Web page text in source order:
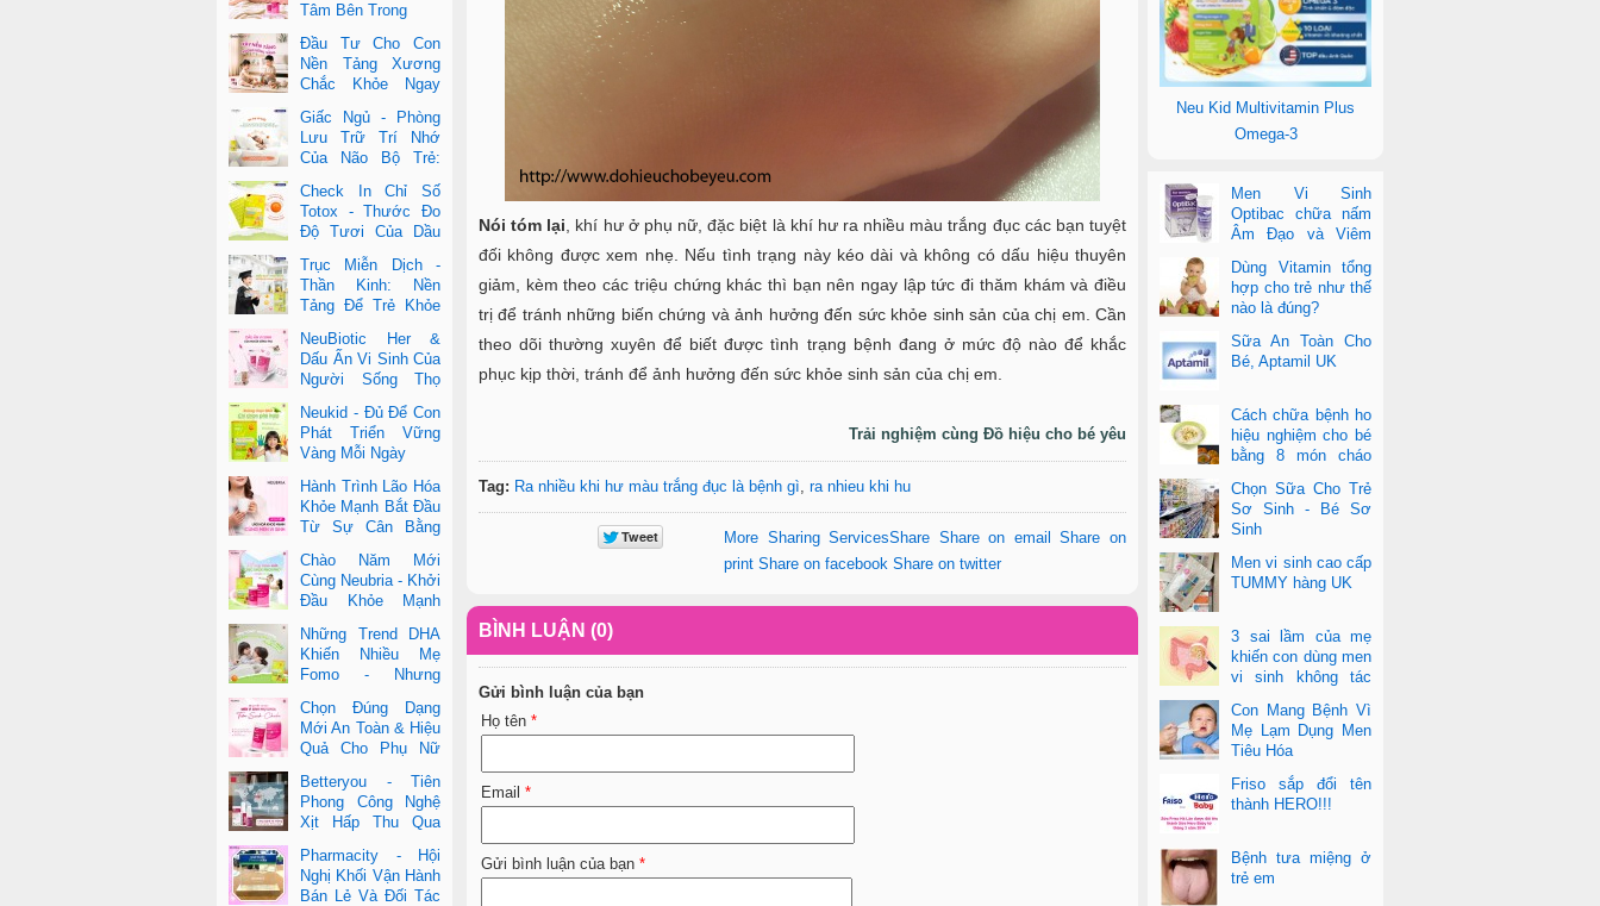
Nói tóm lại, khí hư ở phụ nữ, đặc biệt là khí hư ra nhiều màu trắng đục các bạn tuyệt
đối không được xem nhẹ. Nếu tình trạng này kéo dài và không có dấu hiệu thuyên
giảm, kèm theo các triệu chứng khác thì bạn nên ngay lập tức đi thăm khám và điều
trị để tránh những biến chứng và ảnh hưởng đến sức khỏe sinh sản của chị em. Cần
theo dõi thường xuyên để biết được tình trạng bệnh đang ở mức độ nào để khắc
phục kịp thời, tránh để ảnh hưởng đến sức khỏe sinh sản của chị em.
Trải nghiệm cùng Đồ hiệu cho bé yêu
Tag: Ra nhiều khi hư màu trắng đục là bệnh gì, ra nhieu khi hu
More Sharing ServicesShare Share on email
Share on
print Share on facebook Share on twitter
BÌNH LUẬN (0)
Gửi bình luận của bạn
Họ tên *
Email *
Gửi bình luận của bạn *
Neu Kid Multivitamin Plus
Omega-3
Men Vi Sinh
Optibac chữa nấm
Âm Đạo và Viêm
Dùng Vitamin tổng
hợp cho trẻ như thế
nào là đúng?
Sữa An Toàn Cho
Bé, Aptamil UK
Cách chữa bệnh ho
hiệu nghiệm cho bé
bằng 8 món cháo
Chọn Sữa Cho Trẻ
Sơ Sinh - Bé Sơ
Sinh
Men vi sinh cao cấp
TUMMY hàng UK
3 sai lầm của mẹ
khiến con dùng men
vi sinh không tác
Con Mang Bệnh Vì
Mẹ Lạm Dụng Men
Tiêu Hóa
Friso sắp đổi tên
thành HERO!!!
Bệnh tưa miệng ở
trẻ em
Tâm Bên Trong
Đầu Tư Cho Con
Nền Tảng Xương
Chắc Khỏe Ngay
Giấc Ngủ - Phòng
Lưu Trữ Trí Nhớ
Của Não Bộ Trẻ:
Của DHA Và Vi ChấtCheck In Chỉ Số
Totox - Thước Đo
Độ Tươi Của Dầu
Cá Cao Cấp
Trục Miễn Dịch -
Thần Kinh: Nền
Tảng Để Trẻ Khỏe
Vượt Trội
NeuBiotic Her &
Dấu Ấn Vi Sinh Của
Người Sống Thọ
Một Cuộc Sống Khỏe Dài Lâu
Neukid - Đủ Để Con
Phát Triển Vững
Vàng Mỗi Ngày
Hành Trình Lão Hóa
Khỏe Mạnh Bắt Đầu
Từ Sự Cân Bằng
Chào Năm Mới
Cùng Neubria - Khởi
Đầu Khỏe Mạnh
Những Trend DHA
Khiến Nhiều Mẹ
Fomo - Nhưng
Cũng ĐúngChọn Đúng Dạng
Mới An Toàn & Hiệu
Quả Cho Phụ Nữ
Betteryou - Tiên
Phong Công Nghệ
Xịt Hấp Thu Qua
(Intra-Oral Spray)Pharmacity - Hội
Nghị Khối Vận Hành
Bán Lẻ Và Đối Tác